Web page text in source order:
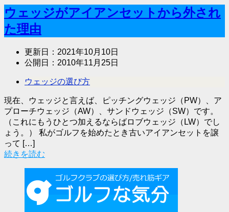
ウェッジがアイアンセットから外され
た理由
更新日： 2021年10月10日
公開日： 2010年11月25日
ウェッジの選び方
現在、ウェッジと言えば、ピッチングウェッジ（PW）、ア
プローチウェッジ（AW）、サンドウェッジ（SW）です。
（これにもうひとつ加えるならばロブウェッジ（LW）でし
ょう。） 私がゴルフを始めたとき古いアイアンセットを譲
って […]
続きを読む